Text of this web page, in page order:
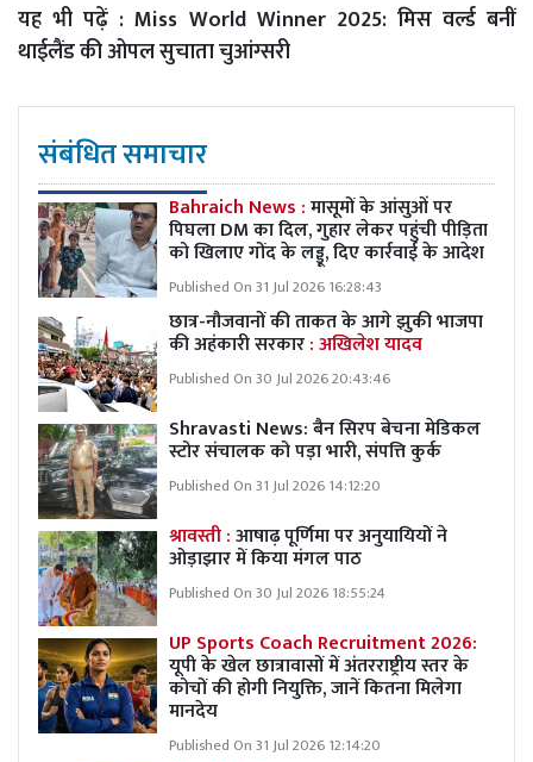
यह भी पढ़ें :Miss World Winner 2025: मिस वर्ल्ड बनीं
थाईलैंड की ओपल सुचाता चुआंग्सरी
संबंधित समाचार
Bahraich News :मासूमों के आंसुओं पर
पिघला DM का दिल, गुहार लेकर पहुंची पीड़िता
को खिलाए गोंद के लड्डू, दिए कार्रवाई के आदेश
Published On 31 Jul 2026 16:28:43
छात्र-नौजवानों की ताकत के आगे झुकी भाजपा
की अहंकारी सरकार: अखिलेश यादव
Published On 30 Jul 2026 20:43:46
Shravasti News:बैन सिरप बेचना मेडिकल
स्टोर संचालक को पड़ा भारी, संपत्ति कुर्क
Published On 31 Jul 2026 14:12:20
श्रावस्ती :आषाढ़ पूर्णिमा पर अनुयायियों ने
ओड़ाझार में किया मंगल पाठ
Published On 30 Jul 2026 18:55:24
UP Sports Coach Recruitment 2026:
यूपी के खेल छात्रावासों में अंतरराष्ट्रीय स्तर के
कोचों की होगी नियुक्ति, जानें कितना मिलेगा
मानदेय
Published On 31 Jul 2026 12:14:20